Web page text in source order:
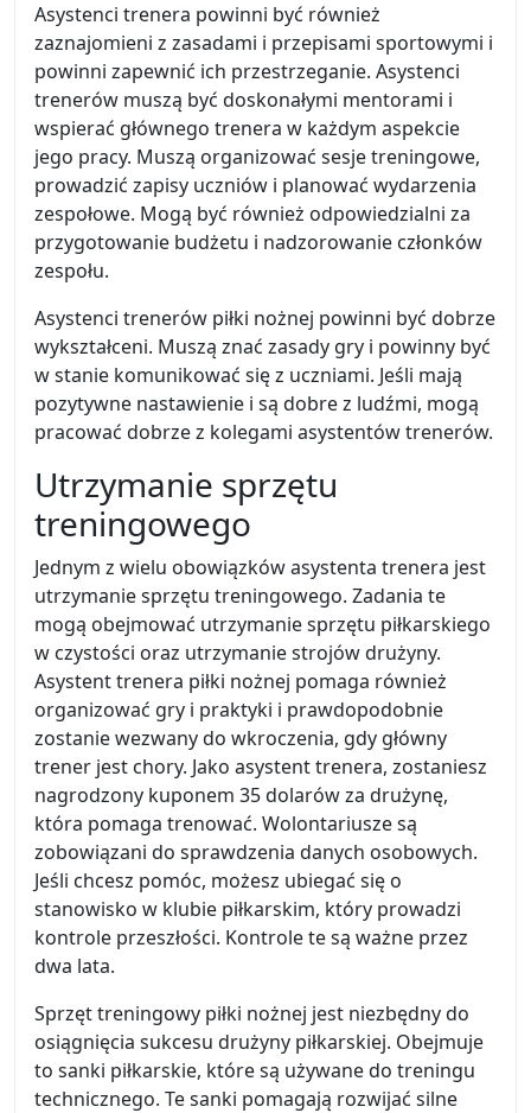
Asystenci trenera powinni być również
zaznajomieni z zasadami i przepisami sportowymi i
powinni zapewnić ich przestrzeganie. Asystenci
trenerów muszą być doskonałymi mentorami i
wspierać głównego trenera w każdym aspekcie
jego pracy. Muszą organizować sesje treningowe,
prowadzić zapisy uczniów i planować wydarzenia
zespołowe. Mogą być również odpowiedzialni za
przygotowanie budżetu i nadzorowanie członków
zespołu.
Asystenci trenerów piłki nożnej powinni być dobrze
wykształceni. Muszą znać zasady gry i powinny być
w stanie komunikować się z uczniami. Jeśli mają
pozytywne nastawienie i są dobre z ludźmi, mogą
pracować dobrze z kolegami asystentów trenerów.
Utrzymanie sprzętu
treningowego
Jednym z wielu obowiązków asystenta trenera jest
utrzymanie sprzętu treningowego. Zadania te
mogą obejmować utrzymanie sprzętu piłkarskiego
w czystości oraz utrzymanie strojów drużyny.
Asystent trenera piłki nożnej pomaga również
organizować gry i praktyki i prawdopodobnie
zostanie wezwany do wkroczenia, gdy główny
trener jest chory. Jako asystent trenera, zostaniesz
nagrodzony kuponem 35 dolarów za drużynę,
która pomaga trenować. Wolontariusze są
zobowiązani do sprawdzenia danych osobowych.
Jeśli chcesz pomóc, możesz ubiegać się o
stanowisko w klubie piłkarskim, który prowadzi
kontrole przeszłości. Kontrole te są ważne przez
dwa lata.
Sprzęt treningowy piłki nożnej jest niezbędny do
osiągnięcia sukcesu drużyny piłkarskiej. Obejmuje
to sanki piłkarskie, które są używane do treningu
technicznego. Te sanki pomagają rozwijać silne